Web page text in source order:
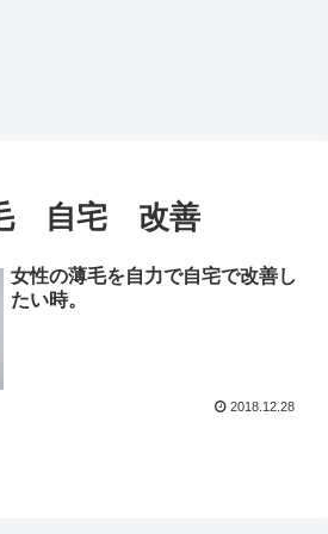
自宅 改善
女性の薄毛を自力で自宅で改善し
たい時。
2018.12.28